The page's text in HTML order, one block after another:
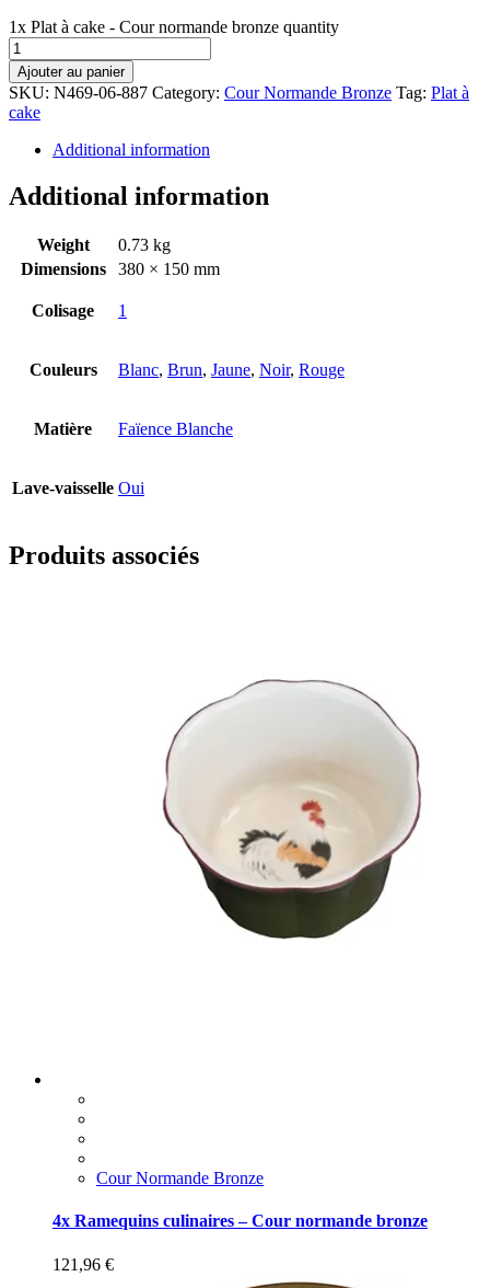
1x Plat à cake - Cour normande bronze quantity
Ajouter au panier
SKU: N469-06-887 Category: Cour Normande Bronze Tag: Plat à
cake
Additional information
Additional information
Weight
0.73 kg
Dimensions
380 × 150 mm
Colisage 1
Couleurs Blanc, Brun, Jaune, Noir, Rouge
Matière Faïence Blanche
Lave-vaisselle Oui
Produits associés
Cour Normande Bronze
4x Ramequins culinaires – Cour normande bronze
121,96 €